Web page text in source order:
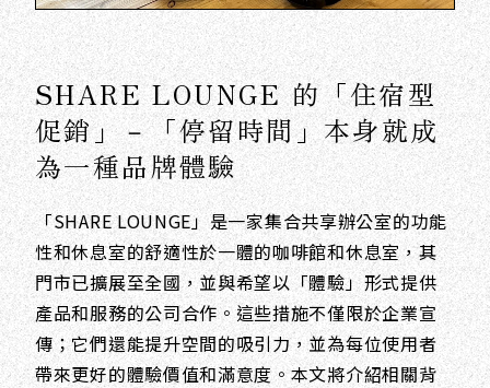
SHARE LOUNGE 的「住宿型
促銷」－「停留時間」本身就成
為一種品牌體驗
「SHARE LOUNGE」是一家集合共享辦公室的功能
性和休息室的舒適性於一體的咖啡館和休息室，其
門市已擴展至全國，並與希望以「體驗」形式提供
產品和服務的公司合作。這些措施不僅限於企業宣
傳；它們還能提升空間的吸引力，並為每位使用者
帶來更好的體驗價值和滿意度。本文將介紹相關背